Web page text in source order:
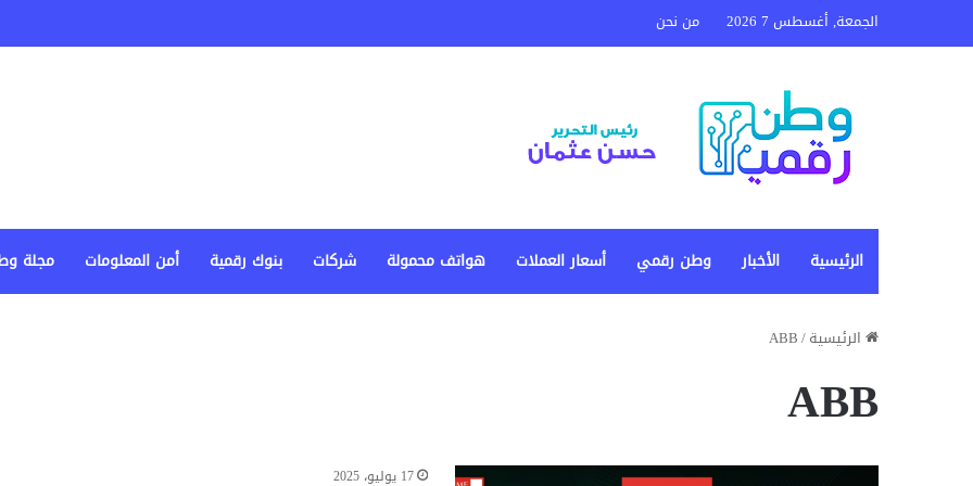
الجمعة, أغسطس 7 2026 من نحن
الرئيسية الأخبار وطن رقمي أسعار العملات هواتف محمولة شركات بنوك رقمية أمن المعلومات مجلة
الرئيسية/
ABB
ABB
17 يوليو، 2025